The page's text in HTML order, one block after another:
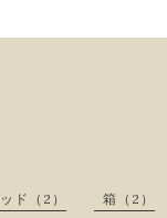
ド（2） 箱（2）